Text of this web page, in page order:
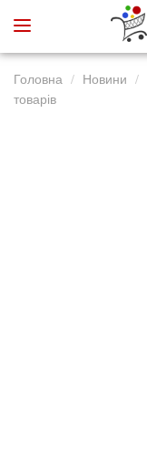
Головна Новини
товарів